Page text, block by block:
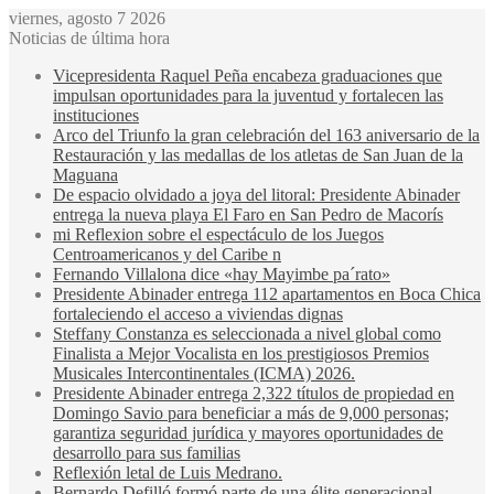
viernes, agosto 7 2026
Noticias de última hora
Vicepresidenta Raquel Peña encabeza graduaciones que
impulsan oportunidades para la juventud y fortalecen las
instituciones
Arco del Triunfo la gran celebración del 163 aniversario de la
Restauración y las medallas de los atletas de San Juan de la
Maguana
De espacio olvidado a joya del litoral: Presidente Abinader
entrega la nueva playa El Faro en San Pedro de Macorís
mi Reflexion sobre el espectáculo de los Juegos
Centroamericanos y del Caribe n
Fernando Villalona dice «hay Mayimbe pa´rato»
Presidente Abinader entrega 112 apartamentos en Boca Chica
fortaleciendo el acceso a viviendas dignas
Steffany Constanza es seleccionada a nivel global como
Finalista a Mejor Vocalista en los prestigiosos Premios
Musicales Intercontinentales (ICMA) 2026.
Presidente Abinader entrega 2,322 títulos de propiedad en
Domingo Savio para beneficiar a más de 9,000 personas;
garantiza seguridad jurídica y mayores oportunidades de
desarrollo para sus familias
Reflexión letal de Luis Medrano.